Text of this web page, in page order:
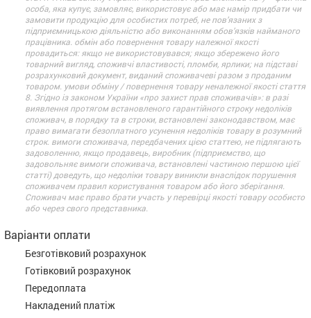
особа, яка купує, замовляє, використовує або має намір придбати чи
замовити продукцію для особистих потреб, не пов’язаних з
підприємницькою діяльністю або виконанням обов’язків найманого
працівника. обмін або повернення товару належної якості
провадиться: якщо не використовувався; якщо збережено його
товарний вигляд, споживчі властивості, пломби, ярлики; на підставі
розрахунковий документ, виданий споживачеві разом з проданим
товаром. умови обміну / повернення товару неналежної якості стаття
8. Згідно із законом України «про захист прав споживачів»: в разі
виявлення протягом встановленого гарантійного строку недоліків
споживач, в порядку та в строки, встановлені законодавством, має
право вимагати безоплатного усунення недоліків товару в розумний
строк. вимоги споживача, передбачених цією статтею, не підлягають
задоволенню, якщо продавець, виробник (підприємство, що
задовольняє вимоги споживача, встановлені частиною першою цієї
статті) доведуть, що недоліки товару виникли внаслідок порушення
споживачем правил користування товаром або його зберігання.
Споживач має право брати участь у перевірці якості товару особисто
або через свого представника.
Варіанти оплати
Безготівковий розрахунок
Готівковий розрахунок
Передоплата
Накладений платіж